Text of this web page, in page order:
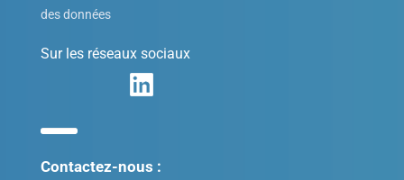
des données
Sur les réseaux sociaux
Contactez-nous :